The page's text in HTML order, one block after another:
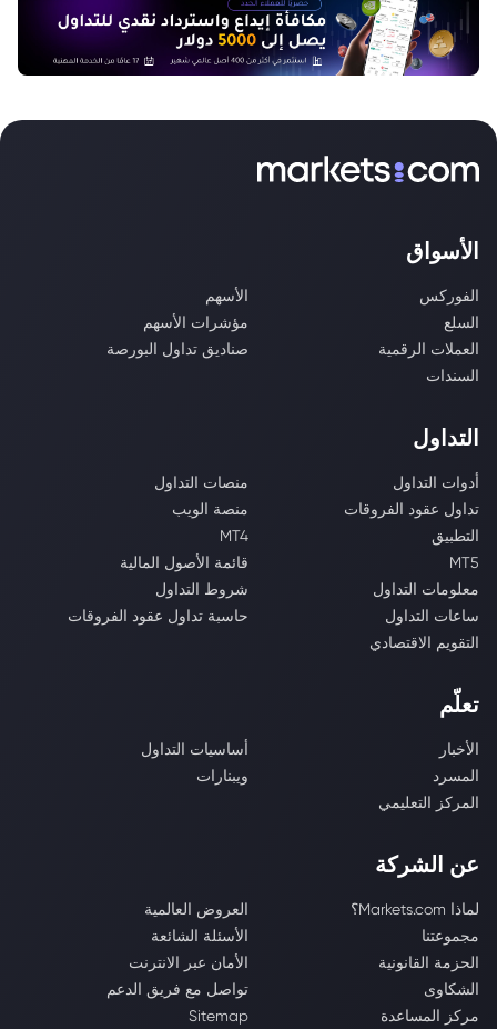
الأسواق
الفوركس
الأسهم
السلع
مؤشرات الأسهم
العملات الرقمية
صناديق تداول البورصة
السندات
التداول
أدوات التداول
منصات التداول
تداول عقود الفروقات
منصة الويب
التطبيق
MT4
MT5
قائمة الأصول المالية
معلومات التداول
شروط التداول
ساعات التداول
حاسبة تداول عقود الفروقات
التقويم الاقتصادي
تعلّم
الأخبار
أساسيات التداول
المسرد
ويبنارات
المركز التعليمي
عن الشركة
لماذا Markets.com؟
العروض العالمية
مجموعتنا
الأسئلة الشائعة
الحزمة القانونية
الأمان عبر الانترنت
الشكاوى
تواصل مع فريق الدعم
مركز المساعدة
Sitemap